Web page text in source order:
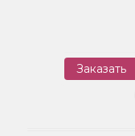
Заказать